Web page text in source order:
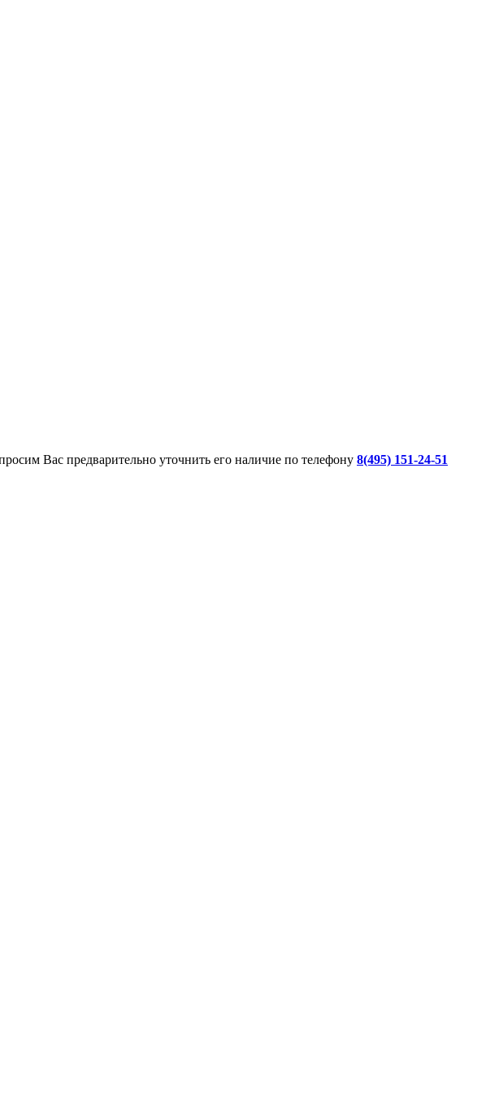
Вас предварительно уточнить его наличие по телефону 8(495) 151-24-51